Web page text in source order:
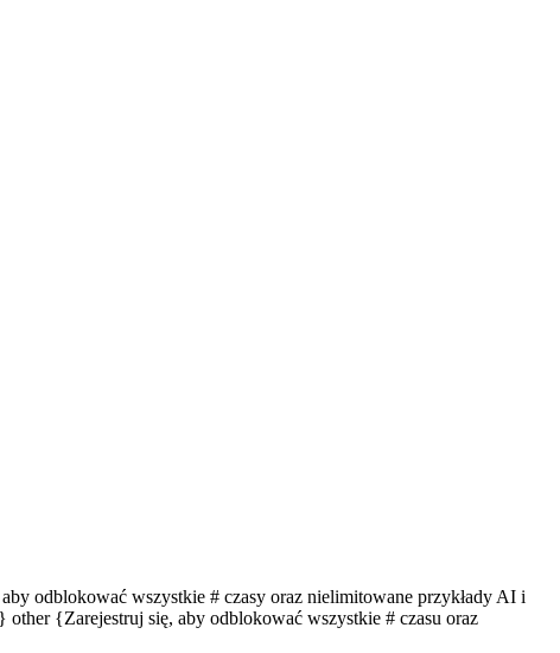
odblokować wszystkie # czasy oraz nielimitowane przykłady AI i
{Zarejestruj się, aby odblokować wszystkie # czasu oraz